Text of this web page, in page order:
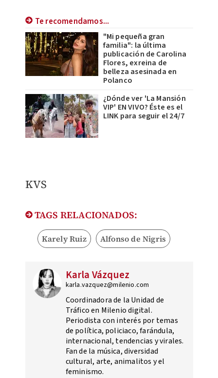
Te recomendamos...
"Mi pequeña gran
familia": la última
publicación de Carolina
Flores, exreina de
belleza asesinada en
Polanco
¿Dónde ver 'La Mansión
VIP' EN VIVO? Éste es el
LINK para seguir el 24/7
KVS
TAGS RELACIONADOS:
Karely Ruiz Alfonso de Nigris
Karla Vázquez
karla.vazquez@milenio.com
Coordinadora de la Unidad de
Tráfico en Milenio digital.
Periodista con interés por temas
de política, policiaco, farándula,
internacional, tendencias y virales.
Fan de la música, diversidad
cultural, arte, animalitos y el
feminismo.